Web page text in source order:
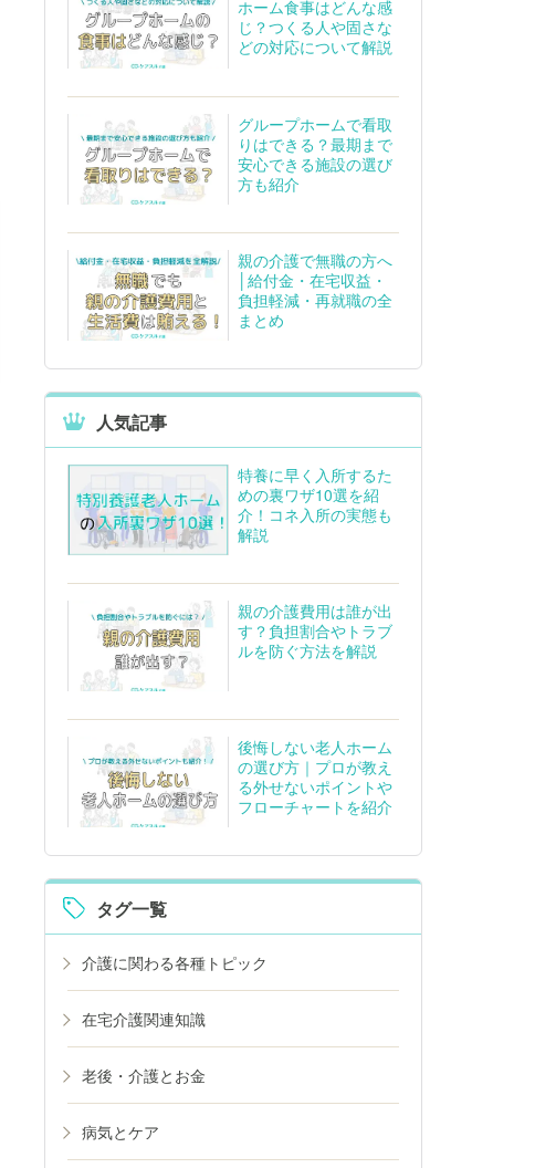
ホーム食事はどんな感
じ？つくる人や固さな
どの対応について解説
グループホームで看取
りはできる？最期まで
安心できる施設の選び
方も紹介
親の介護で無職の方へ
│給付金・在宅収益・
負担軽減・再就職の全
まとめ
人気記事
特養に早く入所するた
めの裏ワザ10選を紹
介！コネ入所の実態も
解説
親の介護費用は誰が出
す？負担割合やトラブ
ルを防ぐ方法を解説
後悔しない老人ホーム
の選び方｜プロが教え
る外せないポイントや
フローチャートを紹介
タグ一覧
介護に関わる各種トピック
在宅介護関連知識
老後・介護とお金
病気とケア